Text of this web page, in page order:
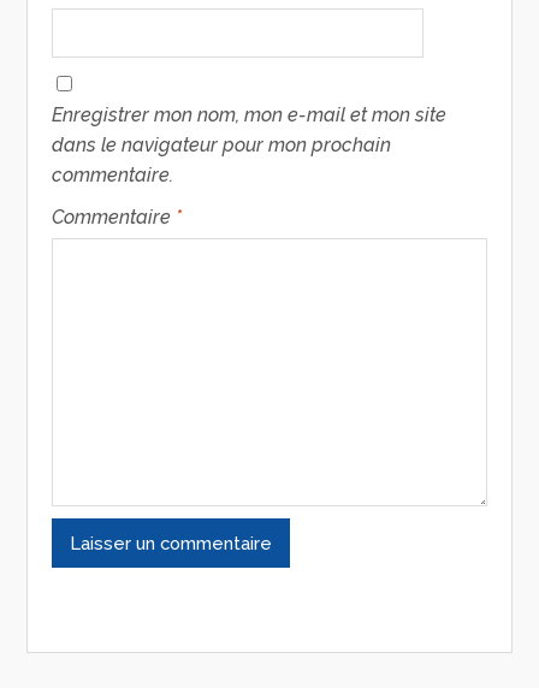
Enregistrer mon nom, mon e-mail et mon site
dans le navigateur pour mon prochain
commentaire.
Commentaire *